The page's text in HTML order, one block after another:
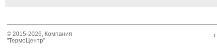
© 2015-2026, Компания
"ТермоЦентр"